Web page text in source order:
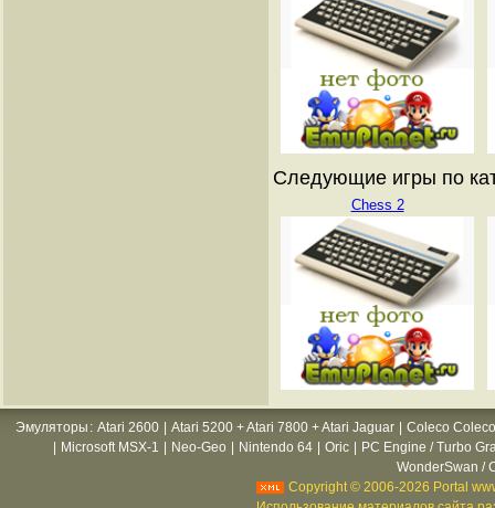
Следующие игры по
Chess 2
Эмуляторы : Atari 2600 Atari 5200 + Atari 7800 + Atari Jaguar
Coleco
Microsoft MSX-1 Neo-Geo Nintendo 64 Oric
PC Engine / Turbo
WonderSwan /
Copyright © 2006-2026 Portal